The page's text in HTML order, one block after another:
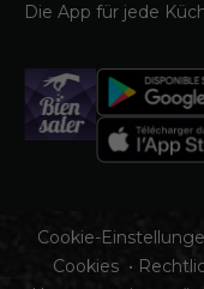
Die App für jede
Cookie-
Cookies•